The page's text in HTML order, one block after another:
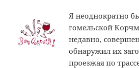
Я неоднократно
гомельской
недавно,
обнаружил их
проезжая по